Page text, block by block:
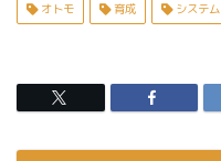
オトモ 育成 システム